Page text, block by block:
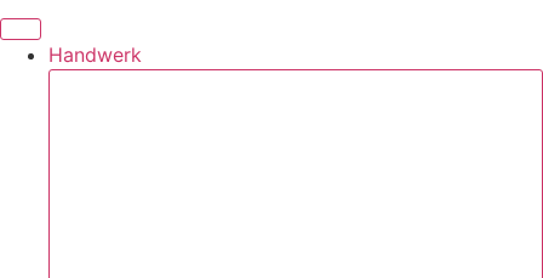
Handwerk